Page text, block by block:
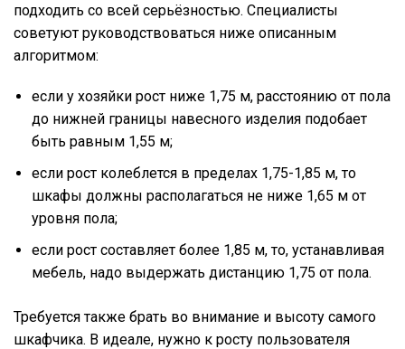
подходить со всей серьёзностью. Специалисты
советуют руководствоваться ниже описанным
алгоритмом:
если у хозяйки рост ниже 1,75 м, расстоянию от пола
до нижней границы навесного изделия подобает
быть равным 1,55 м;
если рост колеблется в пределах 1,75-1,85 м, то
шкафы должны располагаться не ниже 1,65 м от
уровня пола;
если рост составляет более 1,85 м, то, устанавливая
мебель, надо выдержать дистанцию 1,75 от пола.
Требуется также брать во внимание и высоту самого
шкафчика. В идеале, нужно к росту пользователя